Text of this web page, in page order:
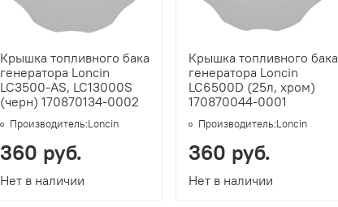
Крышка топливного бака
генератора Loncin
LC3500-AS, LC13000S
(черн) 170870134-0002
Производитель:Loncin
Нет в наличии
360 руб.
Крышка топливного бака
генератора Loncin
LC6500D (25л, хром)
170870044-0001
Производитель:Loncin
Нет в наличии
360 руб.